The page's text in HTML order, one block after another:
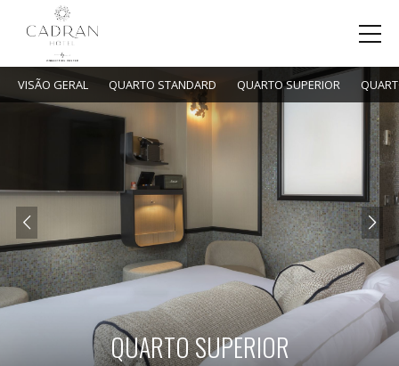
QUARTO SUPERIOR
VISÃO GERAL QUARTO STANDARD QUARTO SUPERIOR